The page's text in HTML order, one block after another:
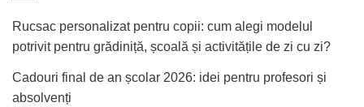
Rucsac personalizat pentru copii: cum alegi modelul
potrivit pentru grădiniță, școală și activitățile de zi cu zi?
Cadouri final de an școlar 2026: idei pentru profesori și
absolvenți